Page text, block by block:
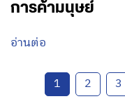
การค้ามนุษย์
อ่านต่อ
1 2 3